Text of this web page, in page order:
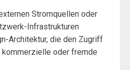
Stromquellen oder
Infrastrukturen
Architektur, die den Zugriff
oder fremde